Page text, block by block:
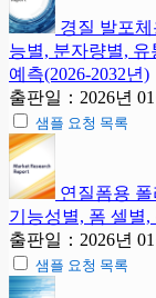
경질 발포
능별, 분자량별, 유
예측(2026-2032년)
출판일：2026년
샘플 요청 목록
연질폼용
기능성별, 폼 셀별,
출판일：2026년
샘플 요청 목록